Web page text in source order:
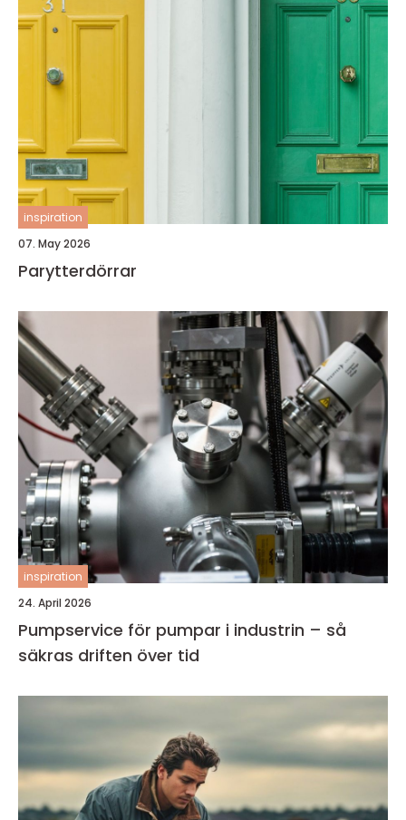
inspiration
07. May 2026
Parytterdörrar
inspiration
24. April 2026
Pumpservice för pumpar i industrin – så
säkras driften över tid